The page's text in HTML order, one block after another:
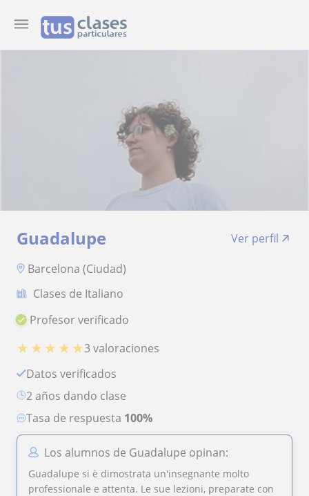
Guadalupe
Ver perfil
Barcelona (Ciudad)
Clases de Italiano
Profesor verificado
★ ★ ★ ★ ★3 valoraciones
Datos verificados
2 años dando clase
Tasa de respuesta 100%
Los alumnos de Guadalupe opinan:
Guadalupe si è dimostrata un'insegnante molto
professionale e attenta. Le sue lezioni, preparate con